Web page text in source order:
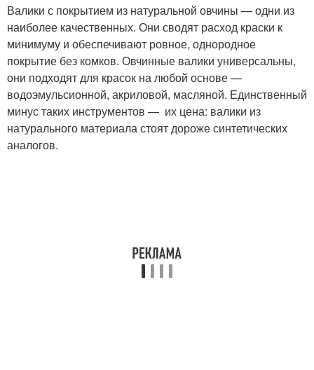
Валики с покрытием из натуральной овчины — одни из
наиболее качественных. Они сводят расход краски к
минимуму и обеспечивают ровное, однородное
покрытие без комков. Овчинные валики универсальны,
они подходят для красок на любой основе —
водоэмульсионной, акриловой, масляной. Единственный
минус таких инструментов — их цена: валики из
натурального материала стоят дороже синтетических
аналогов.